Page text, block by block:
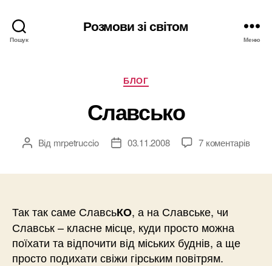
Пошук
Розмови зі світом
Меню
Категорії
БЛОГ
Славсько
Автор
Від mrpetruccio
Дата03.11.2008 7 коментарів
Так так саме СлавсьКО, а на Славське, чи
Славськ – класне місце, куди просто можна
поїхати та відпочити від міських буднів, а ще
просто подихати свіжи гірським повітрям.